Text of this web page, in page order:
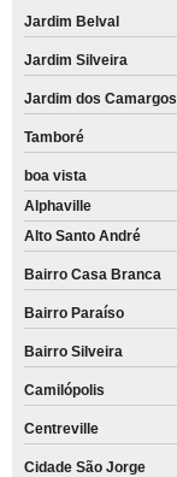
Jardim Belval
Jardim Silveira
Jardim dos Camargos
Tamboré
boa vista
Alphaville
Alto Santo André
Bairro Casa Branca
Bairro Paraíso
Bairro Silveira
Camilópolis
Centreville
Cidade São Jorge